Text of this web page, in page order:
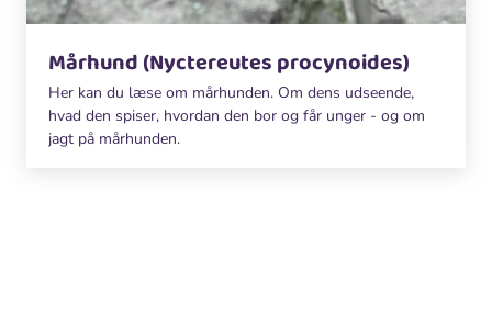
Mårhund (Nyctereutes procynoides)
Her kan du læse om mårhunden. Om dens udseende,
hvad den spiser, hvordan den bor og får unger - og om
jagt på mårhunden.